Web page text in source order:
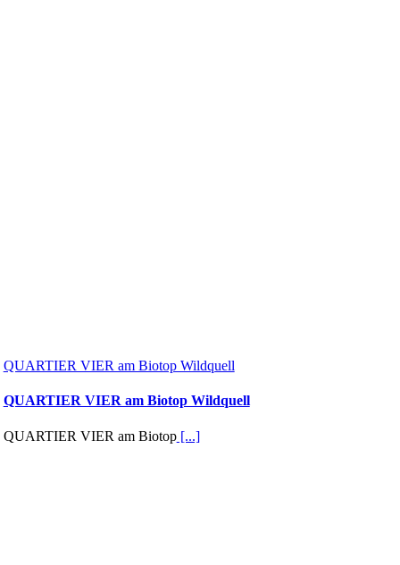
QUARTIER VIER am Biotop Wildquell
QUARTIER VIER am Biotop Wildquell
QUARTIER VIER am Biotop[...]